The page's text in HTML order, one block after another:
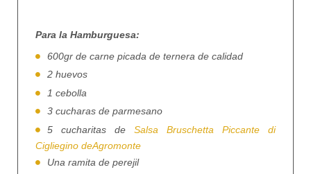
Para la Hamburguesa:
600gr de carne picada de ternera de calidad
2 huevos
1 cebolla
3 cucharas de parmesano
5 cucharitas de Salsa Bruschetta Piccante di
Cigliegino deAgromonte
Una ramita de perejil